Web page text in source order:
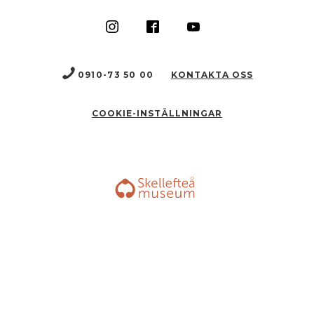
0910-73 50 00 KONTAKTA OSS
COOKIE-INSTÄLLNINGAR